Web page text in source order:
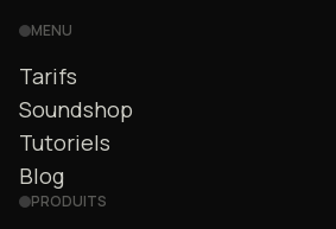
MENU
Tarifs
Soundshop
Tutoriels
Blog
PRODUITS